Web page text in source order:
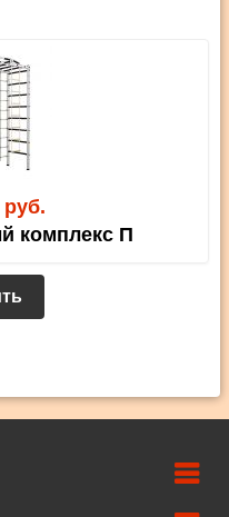
руб.
комплекс П